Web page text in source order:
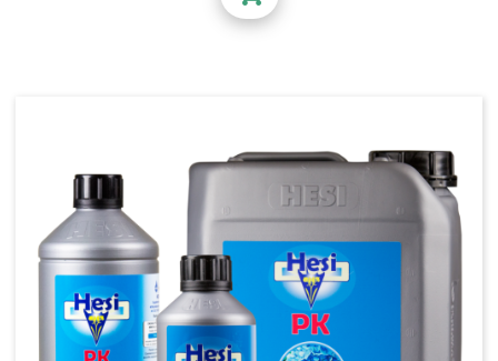
Croissance et floraison Metrop